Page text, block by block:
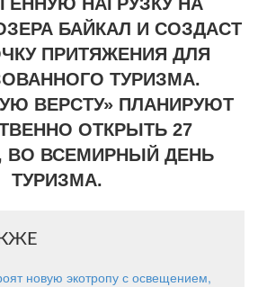
БАЙКАЛ И СОЗДАСТ
ПРИТЯЖЕНИЯ ДЛЯ
ТУРИЗМА.
ВЕРСТУ» ПЛАНИРУЮТ
ОТКРЫТЬ 27
ВО ВСЕМИРНЫЙ ДЕНЬ
ТУРИЗМА.